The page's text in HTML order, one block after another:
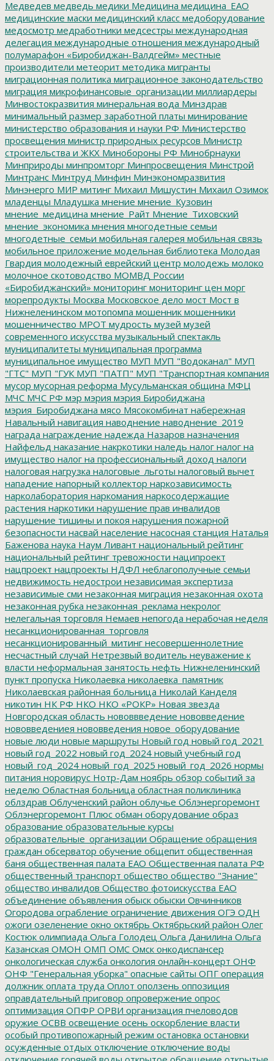
Медведев медведь медики Медицина медицина_ЕАО
медицинские маски медицинский класс медоборудование
медосмотр медработники медсестры международная
делегация международные отношения международный
полумарафон «Биробиджан-Валдгейм» местные
производители метеорит методика мигранты
миграционная политика миграционное законодательство
миграция микрофинансовые_организации миллиардеры
Минвостокразвития минеральная вода Минздрав
минимальный размер заработной платы минирование
министерство образования и науки РФ Министерство
просвещения министр природных ресурсов Министр
строительства и ЖКХ Минобороны РФ Минобрнауки
Минприроды минпромторг Минпросвещения Минстрой
Минтранс Минтруд Минфин Минэкономразвития
Минэнерго МИР митинг Михаил Мишустин Михаил Озимок
младенцы Младушка мнение мнение_Кузовин
мнение_медицина мнение_Райт Мнение_Тиховский
мнение_экономика мнения многодетные семьи
многодетные_семьи мобильная галерея мобильная связь
мобильное приложение модельная библиотека Молодая
Гвардия молодежный еврейский центр молодежь молоко
молочное скотоводство МОМВД России
«Биробиджанский» мониторинг мониторинг цен морг
морепродукты Москва Московское дело мост Мост в
Нижнеленинском мотопомпа мошенник мошенники
мошенничество МРОТ мудрость музей музей
современного искусства музыкальный спектакль
муниципалитеты муниципальная программа
муниципальное имущество МУП МУП "Водоканал" МУП
"ГТС" МУП "ГУК МУП "ПАТП" МУП "Транспортная компания
мусор мусорная реформа Мусульманская община МФЦ
МЧС МЧС РФ мэр мэрия мэрия Биробиджана
мэрия_Биробиджана мясо Мясокомбинат набережная
Навальный навигация наводнение наводнение_2019
награда награждение надежда Назаров назначения
Найфельд наказание накркотики наледь налог налог на
имущество налог на профессиональный доход налоги
налоговая нагрузка налоговые_льготы налоговый вычет
нападение напорный коллектор наркозависимость
нарколаборатория наркомания наркосодержащие
растения наркотики нарушение прав инвалидов
нарушение тишины и покоя нарушения пожарной
безопасности насвай население насосная станция Наталья
Баженова наука Наум Ливант национальный рейтинг
национальный рейтинг тревожности наципроект
нацпроект нацпроекты НДФЛ неблагополучные семьи
недвижимость недострои независимая экспертиза
независимые сми незаконная миграция незаконная охота
незаконная рубка незаконная_реклама некролог
нелегальная торговля Немаев непогода нерабочая неделя
несанкционированная_торговля
несанкционированный_митинг несовершеннолетние
несчастный случай Нетрезвый водитель неуважение к
власти неформальная занятость нефть Нижнеленинский
пункт пропуска Николаевка николаевка_памятник
Николаевская районная больница Николай Канделя
никотин НК РФ НКО НКО «РОКР» Новая звезда
Новгородская область нововвведение нововведение
нововведениея нововведения новое_оборудование
новые люди новые маршруты Новый год новый год_2021
новый год_2022 новый год_2024 новый учебный год
новый_год_2024 новый_год_2025 новый_год_2026 нормы
питания норовирус Нотр-Дам ноябрь обзор событий за
неделю Областная больница областная поликлиника
облздрав Облученский район облучье Облэнергоремонт
Облэнергоремонт Плюс обман оборудование образ
образование образовательные курсы
образовательные_организации Обращение обращения
граждан обсерватор обучение общепит общественная
баня общественная палата ЕАО Общественная палата РФ
общественный транспорт общество общество "Знание"
общество инвалидов Общество фотоискусства ЕАО
объединение объявления обыск обыски Овчинников
Огородова ограбление ограничение движения ОГЭ ОДН
ожоги озеленение окно октябрь Октябрьский район Олег
Костюк олимпиада Ольга Голодец Ольга Данилина Ольга
Казанская ОМОН ОМП ОМС Омск онкодиспансер
онкологическая служба онкология онлайн-концерт ОНФ
ОНФ "Генеральная уборка" опасные сайты ОПГ операция
должник оплата труда Оплот оползень оппозиция
оправдательный приговор опровержение опрос
оптимизация ОПФР ОРВИ организация пчеловодов
оружие ОСВВ освещение осень оскорбление власти
особый противопожарный режим остановка остановки
осужденные отдых отключение отключение воды